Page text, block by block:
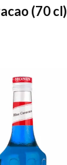
(70 cl)